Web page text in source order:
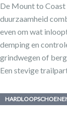
De Mount to
duurzaamheid
even om wat
demping en
grindwegen of
Een stevige